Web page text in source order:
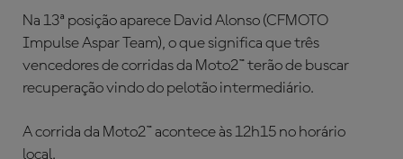
Na 13ª posição aparece David Alonso (CFMOTO
Impulse Aspar Team), o que significa que três
vencedores de corridas da Moto2™ terão de buscar
recuperação vindo do pelotão intermediário.
A corrida da Moto2™ acontece às 12h15 no horário
local.